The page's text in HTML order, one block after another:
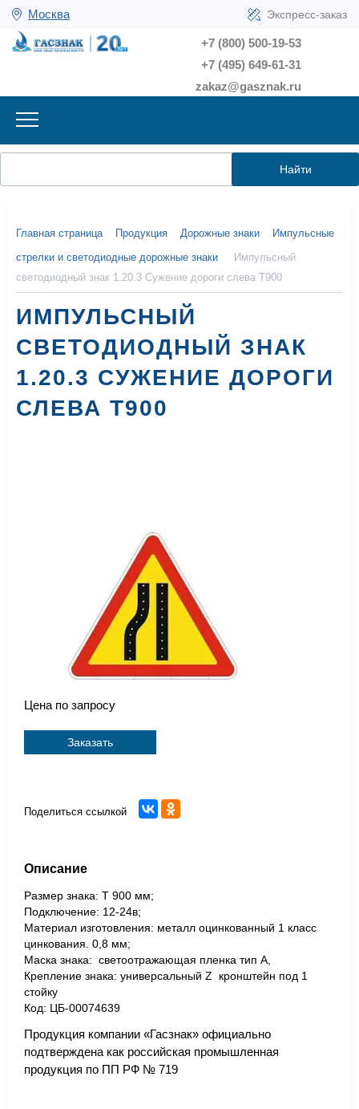
Москва Экспресс-заказ
+7 (800) 500-19-53
+7 (495) 649-61-31
zakaz@gasznak.ru
Найти
Главная страница Продукция Дорожные знаки
Импульсные
стрелки и светодиодные дорожные знаки
Импульсный
светодиодный знак 1.20.3 Сужение дороги слева Т900
ИМПУЛЬСНЫЙ
СВЕТОДИОДНЫЙ ЗНАК
1.20.3 СУЖЕНИЕ ДОРОГИ
СЛЕВА Т900
Цена по запросу
Заказать
Поделиться ссылкой
Описание
Размер знака: Т 900 мм;
Подключение: 12-24в;
Материал изготовления: металл оцинкованный 1 класс
цинкования. 0,8 мм;
Маска знака: светоотражающая пленка тип А,
Крепление знака: универсальный Z кронштейн под 1
стойку
Код: ЦБ-00074639
Продукция компании «Гасзнак» официально
подтверждена как российская промышленная
продукция по ПП РФ № 719